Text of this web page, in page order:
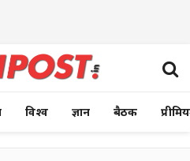
विश्व ज्ञान बैठक